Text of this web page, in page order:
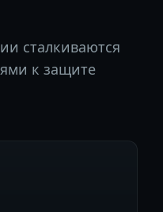
сталкиваются
к защите